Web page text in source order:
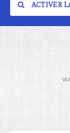
ACTIVER